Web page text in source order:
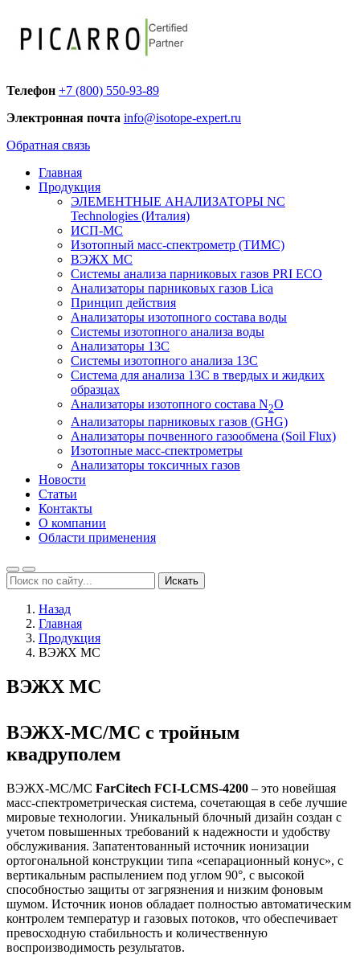
Телефон +7 (800) 550-93-89
Электронная почта info@isotope-expert.ru
Обратная связь
Главная
Продукция
ЭЛЕМЕНТНЫЕ АНАЛИЗАТОРЫ NC
Technologies (Италия)
ИСП-МС
Изотопный масс-спектрометр (ТИМС)
ВЭЖХ МС
Системы анализа парниковых газов PRI ECO
Анализаторы парниковых газов Lica
Принцип действия
Анализаторы изотопного состава воды
Системы изотопного анализа воды
Анализаторы 13C
Системы изотопного анализа 13С
Система для анализа 13С в твердых и жидких
образцах
Анализаторы изотопного состава N2O
Анализаторы парниковых газов (GHG)
Анализаторы почвенного газообмена (Soil Flux)
Изотопные масс-спектрометры
Анализаторы токсичных газов
Новости
Статьи
Контакты
О компании
Области применения
Искать
Назад
Главная
Продукция
ВЭЖХ МС
ВЭЖХ МС
ВЭЖХ-МС/МС с тройным
квадруполем
ВЭЖХ-МС/МС FarCitech FCI-LCMS-4200 – это новейшая
масс-спектрометрическая система, сочетающая в себе лучшие
мировые технологии. Уникальный блочный дизайн создан с
учетом повышенных требований к надежности и удобству
обслуживания. Запатентованный источник ионизации
ортогональной конструкции типа «сепарационный конус», с
вертикальным распылением под углом 90°, с высокой
способностью защиты от загрязнения и низким фоновым
шумом. Источник ионов обладает полностью автоматическим
контролем температур и газовых потоков, что обеспечивает
превосходную стабильность и количественную
воспроизводимость результатов.